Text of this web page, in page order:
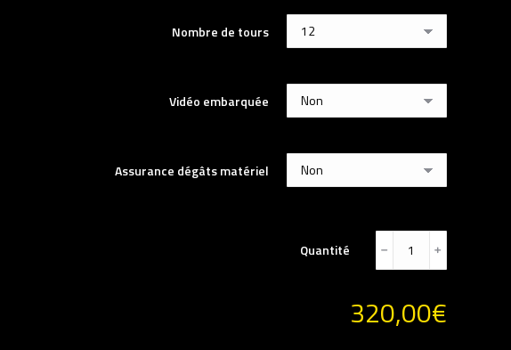
Nombre de tours
Vidéo embarquée
Assurance dégâts matériel
Quantité ﹣ ﹢
320,00€